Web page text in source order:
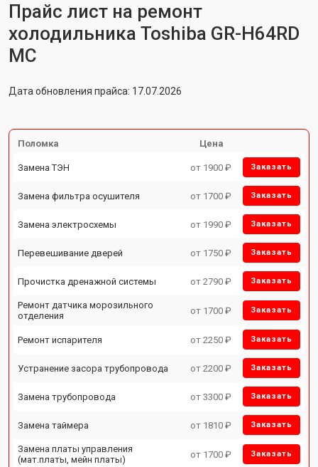
Прайс лист на ремонт
холодильника Toshiba GR-H64RD
MC
Дата обновления прайса: 17.07.2026
Поломка Цена
Замена ТЭН от 1900 ₽ Заказать
Замена фильтра осушителя от 1700 ₽ Заказать
Замена электросхемы от 1990 ₽ Заказать
Перевешивание дверей от 1750 ₽ Заказать
Прочистка дренажной системы от 2790 ₽ Заказать
Ремонт датчика морозильного
отделения
от 1700 ₽ Заказать
Ремонт испарителя от 2250 ₽ Заказать
Устранение засора трубопровода от 2200 ₽ Заказать
Замена трубопровода от 3300 ₽ Заказать
Замена таймера от 1810 ₽ Заказать
Замена платы управления
(мат.платы, мейн платы)
от 1700 ₽ Заказать